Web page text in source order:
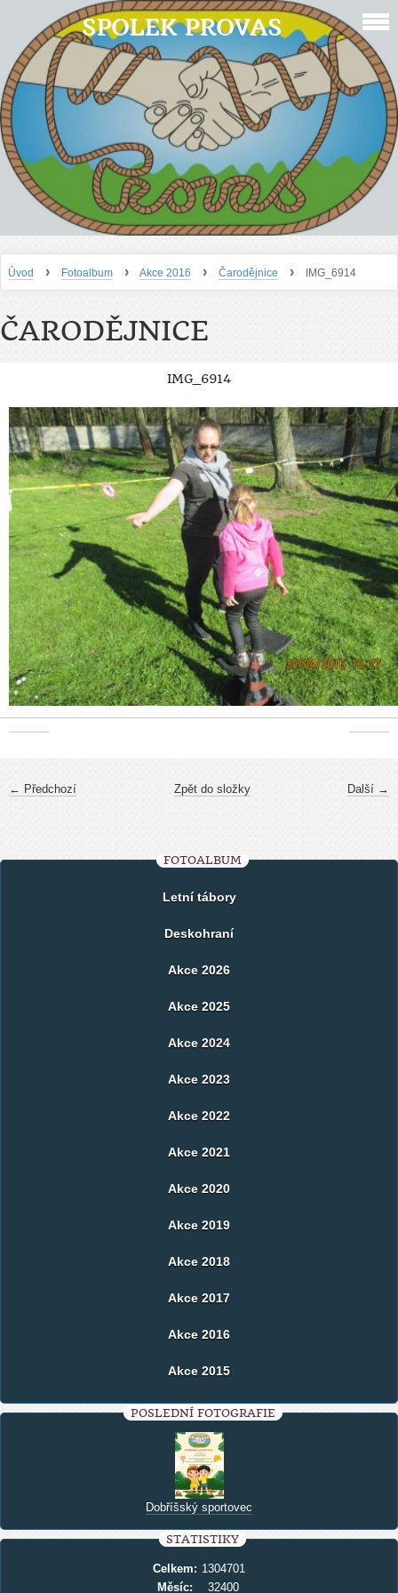
SPOLEK PROVAS
Úvod › Fotoalbum › Akce 2016 › Čarodějnice › IMG_6914
ČARODĚJNICE
IMG_6914
← Předchozí Další →
Zpět do složky
FOTOALBUM
Letní tábory
Deskohraní
Akce 2026
Akce 2025
Akce 2024
Akce 2023
Akce 2022
Akce 2021
Akce 2020
Akce 2019
Akce 2018
Akce 2017
Akce 2016
Akce 2015
POSLEDNÍ FOTOGRAFIE
Dobříšský sportovec
STATISTIKY
Celkem: 1304701
Měsíc:
32400